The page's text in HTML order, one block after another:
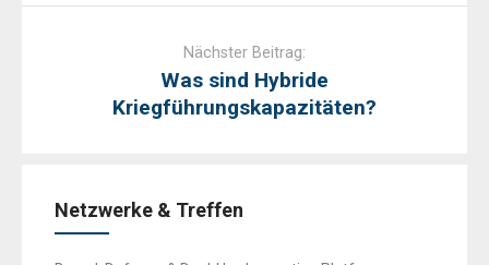
Nächster Beitrag:
Was sind Hybride
Kriegführungskapazitäten?
Netzwerke & Treffen